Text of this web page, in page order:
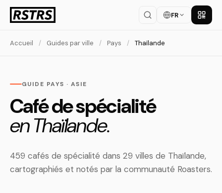
FR
Accueil / Guides par ville / Pays / Thaïlande
GUIDE PAYS · ASIE
Café de spécialité
en Thaïlande.
459 cafés de spécialité dans 29 villes de Thaïlande,
cartographiés et notés par la communauté Roasters.